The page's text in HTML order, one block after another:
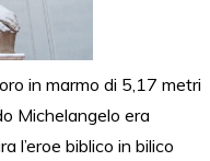
in marmo di 5,17 metri
Michelangelo era
l’eroe biblico in bilico